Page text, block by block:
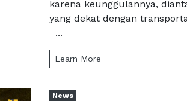
karena keunggulannya,
yang dekat dengan
...
Learn More
News